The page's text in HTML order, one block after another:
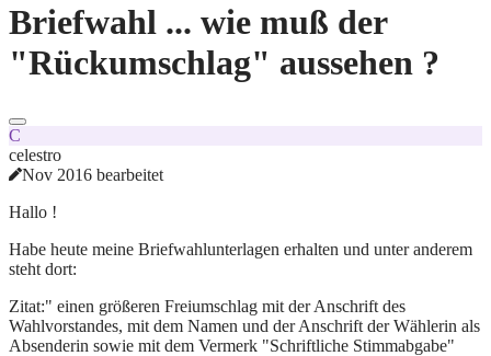
Briefwahl ... wie muß der
"Rückumschlag" aussehen ?
C
celestro
Nov 2016 bearbeitet
Hallo !
Habe heute meine Briefwahlunterlagen erhalten und unter anderem
steht dort:
Zitat:" einen größeren Freiumschlag mit der Anschrift des
Wahlvorstandes, mit dem Namen und der Anschrift der Wählerin als
Absenderin sowie mit dem Vermerk "Schriftliche Stimmabgabe"